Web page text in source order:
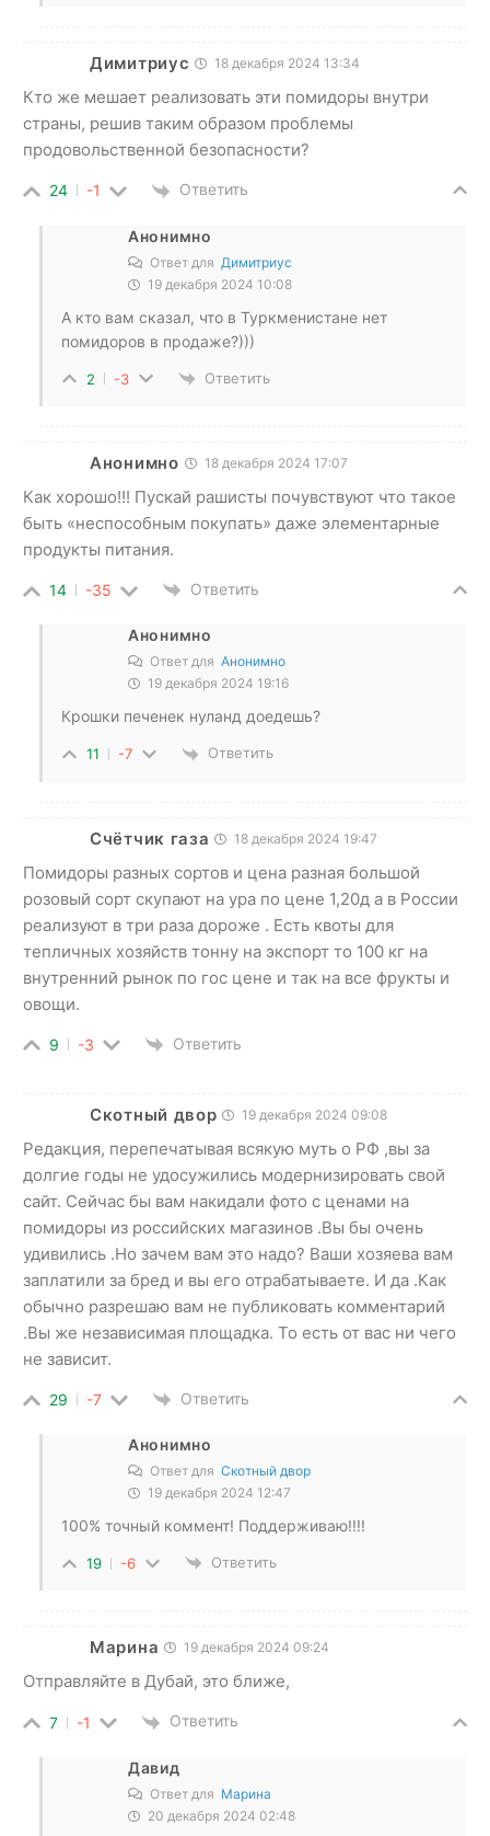
Димитриус 18 декабря 2024 13:34
Кто же мешает реализовать эти помидоры внутри
страны, решив таким образом проблемы
продовольственной безопасности?
24 -1 Ответить
Анонимно
Ответ для Димитриус
19 декабря 2024 10:08
А кто вам сказал, что в Туркменистане нет
помидоров в продаже?)))
2 -3 Ответить
Анонимно 18 декабря 2024 17:07
Как хорошо!!! Пускай рашисты почувствуют что такое
быть «неспособным покупать» даже элементарные
продукты питания.
14 -35 Ответить
Анонимно
Ответ для Анонимно
19 декабря 2024 19:16
Крошки печенек нуланд доедешь?
11 -7 Ответить
Счётчик газа 18 декабря 2024 19:47
Помидоры разных сортов и цена разная большой
розовый сорт скупают на ура по цене 1,20д а в России
реализуют в три раза дороже . Есть квоты для
тепличных хозяйств тонну на экспорт то 100 кг на
внутренний рынок по гос цене и так на все фрукты и
овощи.
9 -3 Ответить
Скотный двор 19 декабря 2024 09:08
Редакция, перепечатывая всякую муть о РФ ,вы за
долгие годы не удосужились модернизировать свой
сайт. Сейчас бы вам накидали фото с ценами на
помидоры из российских магазинов .Вы бы очень
удивились .Но зачем вам это надо? Ваши хозяева вам
заплатили за бред и вы его отрабатываете. И да .Как
обычно разрешаю вам не публиковать комментарий
.Вы же независимая площадка. То есть от вас ни чего
не зависит.
29 -7 Ответить
Анонимно
Ответ для Скотный двор
19 декабря 2024 12:47
100% точный коммент! Поддерживаю!!!!
19 -6 Ответить
Марина 19 декабря 2024 09:24
Отправляйте в Дубай, это ближе,
7 -1 Ответить
Давид
Ответ для Марина
20 декабря 2024 02:48